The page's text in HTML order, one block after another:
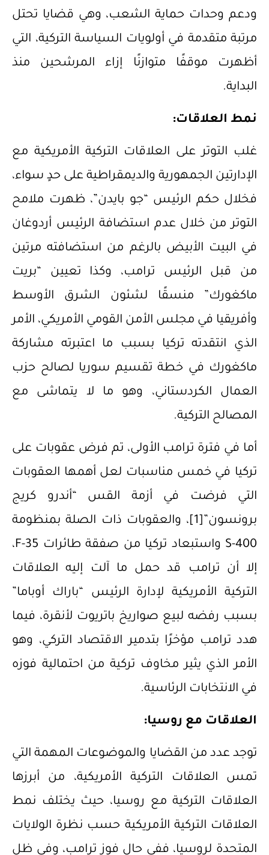
ودعم وحدات حماية الشعب، وهي قضايا تحتل
مرتبة متقدمة في أولويات السياسة التركية، التي
أظهرت موقفًا متوازنًا إزاء المرشحين منذ
البداية.
نمط العلاقات:
غلب التوتر على العلاقات التركية الأمريكية مع
الإدارتين الجمهورية والديمقراطية على حدٍ سواء،
فخلال حكم الرئيس “جو بايدن”، ظهرت ملامح
التوتر من خلال عدم استضافة الرئيس أردوغان
في البيت الأبيض بالرغم من استضافته مرتين
من قبل الرئيس ترامب، وكذا تعيين “بريت
ماكغورك” منسقًا لشئون الشرق الأوسط
وأفريقيا في مجلس الأمن القومي الأمريكي، الأمر
الذي انتقدته تركيا بسبب ما اعتبرته مشاركة
ماكغورك في خطة تقسيم سوريا لصالح حزب
العمال الكردستاني، وهو ما لا يتماشى مع
المصالح التركية.
أما في فترة ترامب الأولى، تم فرض عقوبات على
تركيا في خمس مناسبات لعل أهمها العقوبات
التي فرضت في أزمة القس “أندرو كريج
برونسون” [1]
، والعقوبات ذات الصلة بمنظومة
S-400 واستبعاد تركيا من صفقة طائرات F-35،
إلا أن ترامب قد حمل ما آلت إليه العلاقات
التركية الأمريكية لإدارة الرئيس “باراك أوباما”
بسبب رفضه لبيع صواريخ باتريوت لأنقرة، فيما
هدد ترامب مؤخرًا بتدمير الاقتصاد التركي، وهو
الأمر الذي يثير مخاوف تركية من احتمالية فوزه
في الانتخابات الرئاسية.
العلاقات مع روسيا:
توجد عدد من القضايا والموضوعات المهمة التي
تمس العلاقات التركية الأمريكية، من أبرزها
العلاقات التركية مع روسيا، حيث يختلف نمط
العلاقات التركية الأمريكية حسب نظرة الولايات
المتحدة لروسيا، ففي حال فوز ترامب، وفي ظل